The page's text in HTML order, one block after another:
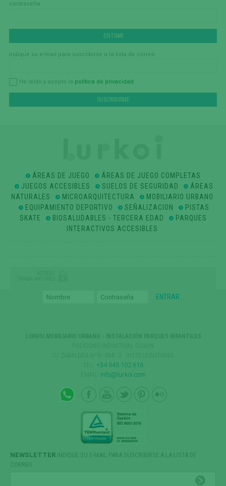
contraseña
Indique su e-mail para suscribirse a la lista de correo
He leído y acepto la política de privacidad
ÁREAS DE JUEGO
ÁREAS DE JUEGO COMPLETAS
JUEGOS ACCESIBLES
SUELOS DE SEGURIDAD
ÁREAS
NATURALES
MICROARQUITECTURA
MOBILIARIO URBANO
EQUIPAMIENTO DEPORTIVO
SEÑALIZACION
PISTAS
SKATE
BIOSALUDABLES - TERCERA EDAD
PARQUES
INTERACTIVOS ACCESIBLES
ACCESO
TRABAJADORES
+34 945 102 616
info@lurkoi.com
NEWSLETTER INDIQUE SU E-MAIL PARA SUSCRIBIRSE A LA LISTA DE
CORREO